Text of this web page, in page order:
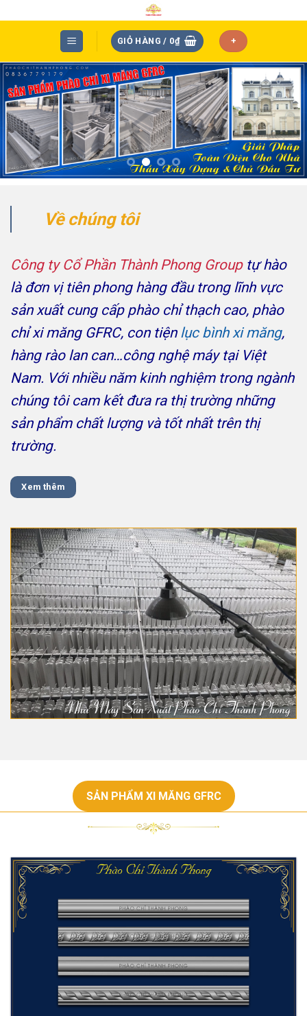
to
GIỎ HÀNG / 0₫ +
Về chúng tôi
Công ty Cổ Phần Thành Phong Grouptự hào
là đơn vị tiên phong hàng đầu trong lĩnh vực
sản xuất cung cấp phào chỉ thạch cao, phào
chỉ xi măngGFRC, con tiện lục bình xi măng,
hàng rào lan can…công nghệ máy tại Việt
Nam. Với nhiều năm kinh nghiệm trong ngành
chúng tôi cam kết đưa ra thị trường những
sản phẩm chất lượng và tốt nhất trên thị
trường.
Xem thêm
SẢN PHẨM XI MĂNG GFRC